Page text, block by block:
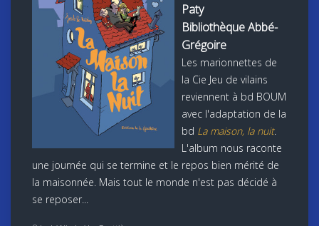
Paty
Bibliothèque Abbé-
Grégoire
Les marionnettes de
la Cie Jeu de vilains
reviennent à bd BOUM
avec l'adaptation de la
bd La maison, la nuit.
L'album nous raconte
une journée qui se termine et le repos bien mérité de
la maisonnée. Mais tout le monde n'est pas décidé à
se reposer...